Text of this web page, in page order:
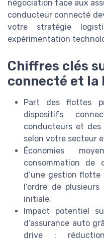
négociation face aux
conducteur connecté
votre stratégie
expérimentation
Chiffres clés
connecté et la
Part des flottes
dispositifs
conducteurs et
selon votre secteur
Économies
consommation de
d’une gestion
l’ordre de
initiale.
Impact potentiel
d’assurance auto
drive :